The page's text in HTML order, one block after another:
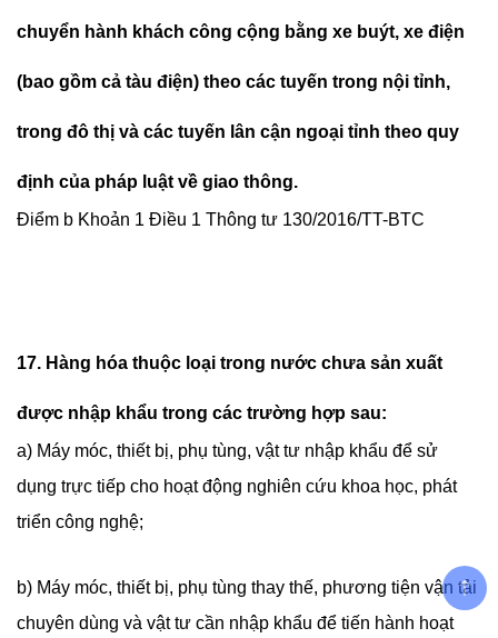
chuyển hành khách công cộng bằng xe buýt, xe điện
(bao gồm cả tàu điện) theo các tuyến trong nội tỉnh,
trong đô thị và các tuyến lân cận ngoại tỉnh theo quy
định của pháp luật về giao thông.
Điểm b Khoản 1 Điều 1 Thông tư 130/2016/TT-BTC
17. Hàng hóa thuộc loại trong nước chưa sản xuất
được nhập khẩu trong các trường hợp sau:
a) Máy móc, thiết bị, phụ tùng, vật tư nhập khẩu để sử
dụng trực tiếp cho hoạt động nghiên cứu khoa học, phát
triển công nghệ;
b) Máy móc, thiết bị, phụ tùng thay thế, phương tiện vận tải
chuyên dùng và vật tư cần nhập khẩu để tiến hành hoạt